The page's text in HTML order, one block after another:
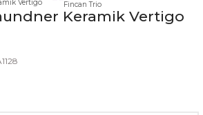
Keramik Vertigo